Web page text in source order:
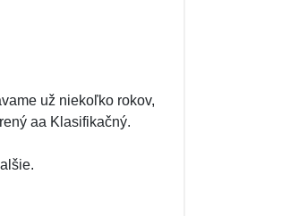
už niekoľko rokov,
aa Klasifikačný.